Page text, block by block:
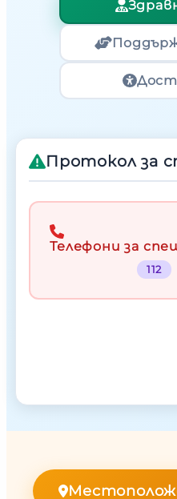
Протокол за
Телефони за
112